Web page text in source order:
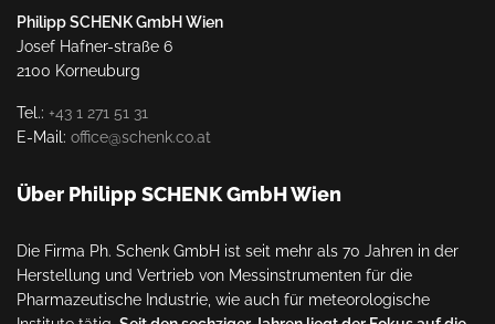
Philipp SCHENK GmbH Wien
Josef Hafner-straße 6
2100 Korneuburg
Tel.: +43 1 271 51 31
E-Mail: office@schenk.co.at
Über Philipp SCHENK GmbH Wien
Die Firma Ph. Schenk GmbH ist seit mehr als 70 Jahren in der
Herstellung und Vertrieb von Messinstrumenten für die
Pharmazeutische Industrie, wie auch für meteorologische